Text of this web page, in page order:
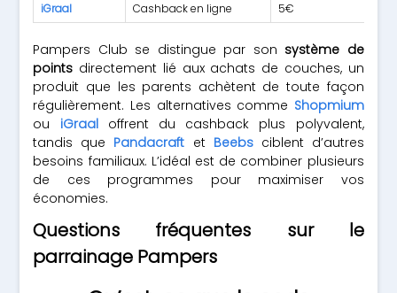
iGraal
Cashback en ligne 5€
Pampers Club se distingue par son système de
points directement lié aux achats de couches, un
produit que les parents achètent de toute façon
régulièrement. Les alternatives comme Shopmium
ou iGraaloffrent du cashback plus polyvalent,
tandis que Pandacraft et Beebsciblent d’autres
besoins familiaux. L’idéal est de combiner plusieurs
de ces programmes pour maximiser vos
économies.
Questions fréquentes sur le
parrainage Pampers